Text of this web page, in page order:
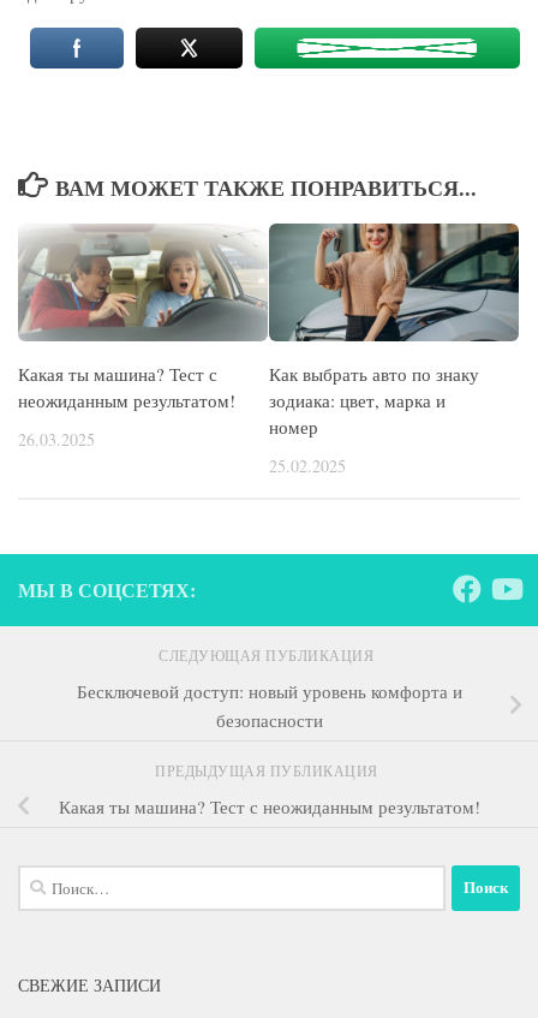
ВАМ МОЖЕТ ТАКЖЕ ПОНРАВИТЬСЯ...
Какая ты машина? Тест с
неожиданным результатом!
26.03.2025
Как выбрать авто по знаку
зодиака: цвет, марка и
номер
25.02.2025
МЫ В СОЦСЕТЯХ:
СЛЕДУЮЩАЯ ПУБЛИКАЦИЯ
Бесключевой доступ: новый уровень комфорта и
безопасности
ПРЕДЫДУЩАЯ ПУБЛИКАЦИЯ
Какая ты машина? Тест с неожиданным результатом!
Найти:
СВЕЖИЕ ЗАПИСИ